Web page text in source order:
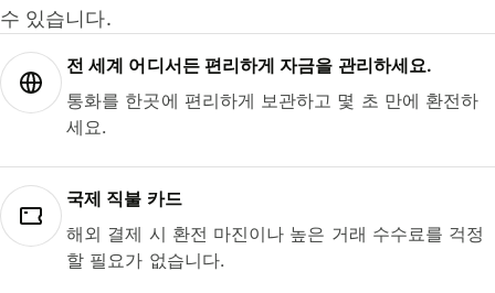
수 있습니다.
전 세계 어디서든 편리하게 자금을 관리하세요.
통화를 한곳에 편리하게 보관하고 몇 초 만에 환전하
세요.
국제 직불 카드
해외 결제 시 환전 마진이나 높은 거래 수수료를 걱정
할 필요가 없습니다.